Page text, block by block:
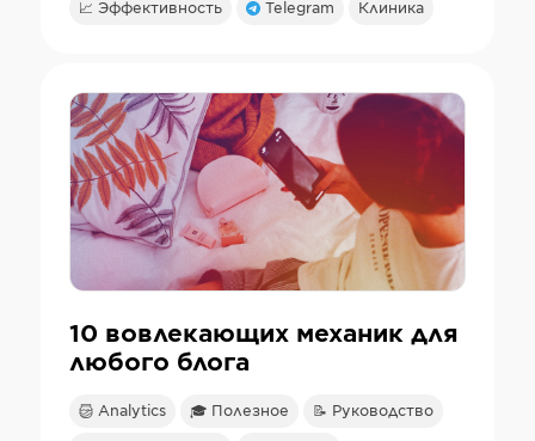
📈 Эффективность Telegram Клиника
10 вовлекающих механик для
любого блога
Analytics 🎓 Полезное 📝 Руководство